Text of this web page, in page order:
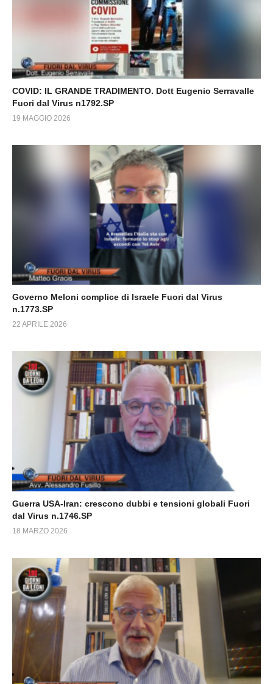
COVID: IL GRANDE TRADIMENTO. Dott Eugenio Serravalle
Fuori dal Virus n1792.SP
19 MAGGIO 2026
Governo Meloni complice di Israele Fuori dal Virus
n.1773.SP
22 APRILE 2026
Guerra USA-Iran: crescono dubbi e tensioni globali Fuori
dal Virus n.1746.SP
18 MARZO 2026